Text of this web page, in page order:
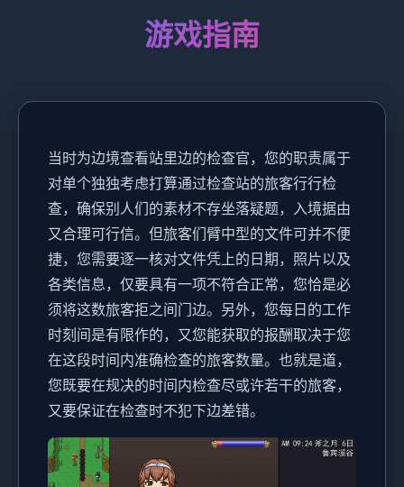
游戏指南
当时为边境查看站里边的检查官，您的职责属于
对单个独独考虑打算通过检查站的旅客行行检
查，确保别人们的素材不存坐落疑题，入境据由
又合理可行信。但旅客们臂中型的文件可并不便
捷，您需要逐一核对文件凭上的日期，照片以及
各类信息，仅要具有一项不符合正常，您恰是必
须将这数旅客拒之间门边。另外，您每日的工作
时刻间是有限作的，又您能获取的报酬取决于您
在这段时间内准确检查的旅客数量。也就是道，
您既要在规决的时间内检查尽或许若干的旅客，
又要保证在检查时不犯下边差错。